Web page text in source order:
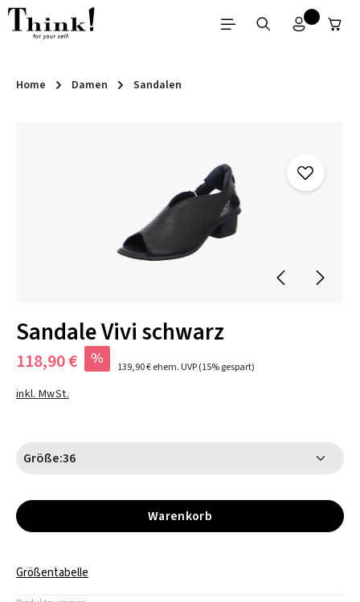
Zum Hauptinhalt springen
Home Damen Sandalen
Sandale Vivi schwarz
118,90 € % 139,90 €ehem. UVP(15% gespart)
inkl. MwSt.
Größe:36
Warenkorb
Größentabelle